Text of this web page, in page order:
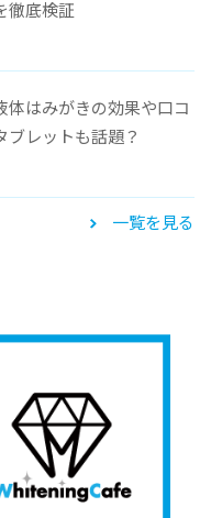
徹底検証
体はみがきの効果や口コ
ブレットも話題？
一覧を見る